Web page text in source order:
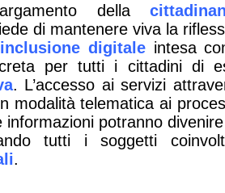
della
di mantenere viva la
inclusione digitaleintesa
per tutti i cittadini di
. L’accesso ai servizi
modalità telematica ai
informazioni potranno
tutti i soggetti
.